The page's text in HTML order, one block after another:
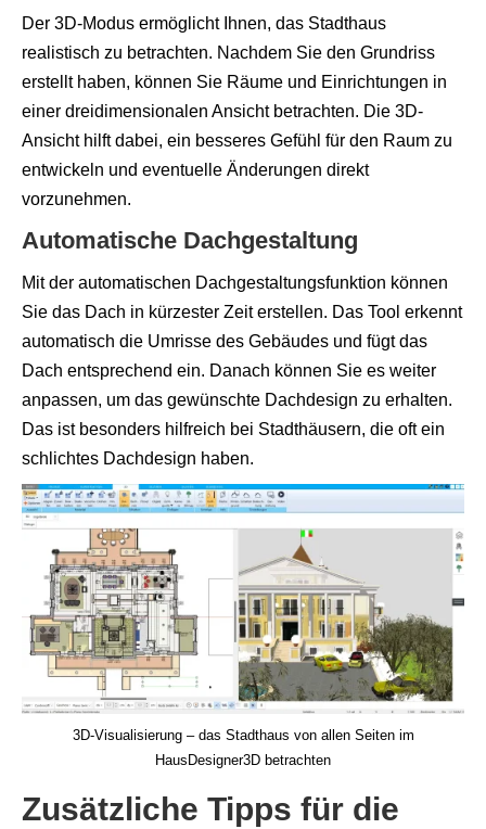
Der 3D-Modus ermöglicht Ihnen, das Stadthaus
realistisch zu betrachten. Nachdem Sie den Grundriss
erstellt haben, können Sie Räume und Einrichtungen in
einer dreidimensionalen Ansicht betrachten. Die 3D-
Ansicht hilft dabei, ein besseres Gefühl für den Raum zu
entwickeln und eventuelle Änderungen direkt
vorzunehmen.
Automatische Dachgestaltung
Mit der automatischen Dachgestaltungsfunktion können
Sie das Dach in kürzester Zeit erstellen. Das Tool erkennt
automatisch die Umrisse des Gebäudes und fügt das
Dach entsprechend ein. Danach können Sie es weiter
anpassen, um das gewünschte Dachdesign zu erhalten.
Das ist besonders hilfreich bei Stadthäusern, die oft ein
schlichtes Dachdesign haben.
3D-Visualisierung – das Stadthaus von allen Seiten im
HausDesigner3D betrachten
Zusätzliche Tipps für die